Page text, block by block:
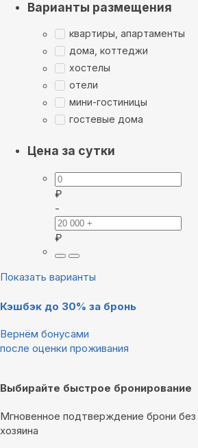
Варианты размещения
квартиры, апартаменты
дома, коттеджи
хостелы
отели
мини-гостиницы
гостевые дома
Цена за сутки
₽
-
₽
Показать варианты
Кэшбэк до 30% за бронь
Вернём бонусами
после оценки проживания
Выбирайте быстрое бронирование
Мгновенное подтверждение брони
хозяина